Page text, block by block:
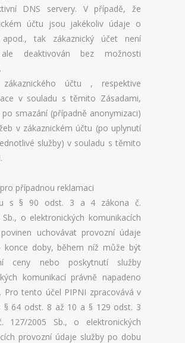
DNS servery. V případě, že
účtu jsou jakékoliv údaje o
apod., tak zákaznický účet není
deaktivován bez možnosti
zákaznického účtu , respektive
v souladu s těmito Zásadami,
smazání (případně anonymizaci)
v zákaznickém účtu (po uplynutí
služby) v souladu s těmito
případnou reklamaci
s § 90 odst. 3 a 4 zákona č.
o elektronických komunikacích
uchovávat provozní údaje
konce doby, během níž může být
ceny nebo poskytnutí služby
komunikací právně napadeno
Pro tento účel PIPNI zpracovává v
§ 64 odst. 8 až 10 a § 129 odst. 3
127/2005 Sb., o elektronických
provozní údaje služby po dobu